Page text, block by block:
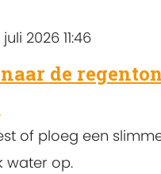
2026 11:46
de
of ploeg een
water op.